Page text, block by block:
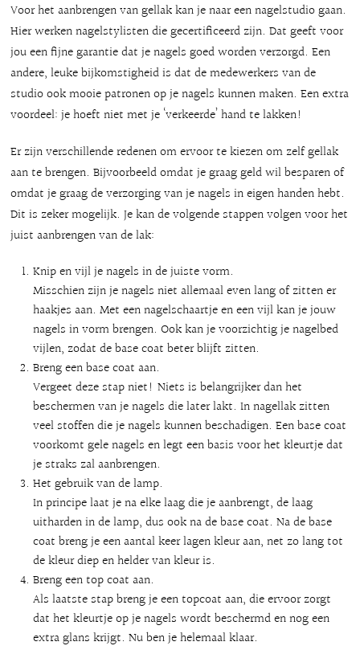
Voor het aanbrengen van gellak kan je naar een nagelstudio gaan.
Hier werken nagelstylisten die gecertificeerd zijn. Dat geeft voor
jou een fijne garantie dat je nagels goed worden verzorgd. Een
andere, leuke bijkomstigheid is dat de medewerkers van de
studio ook mooie patronen op je nagels kunnen maken. Een extra
voordeel: je hoeft niet met je ‘verkeerde’ hand te lakken!
Er zijn verschillende redenen om ervoor te kiezen om zelf gellak
aan te brengen. Bijvoorbeeld omdat je graag geld wil besparen of
omdat je graag de verzorging van je nagels in eigen handen hebt.
Dit is zeker mogelijk. Je kan de volgende stappen volgen voor het
juist aanbrengen van de lak:
Knip en vijl je nagels in de juiste vorm.
Misschien zijn je nagels niet allemaal even lang of zitten er
haakjes aan. Met een nagelschaartje en een vijl kan je jouw
nagels in vorm brengen. Ook kan je voorzichtig je nagelbed
vijlen, zodat de base coat beter blijft zitten.
Breng een base coat aan.
Vergeet deze stap niet! Niets is belangrijker dan het
beschermen van je nagels die later lakt. In nagellak zitten
veel stoffen die je nagels kunnen beschadigen. Een base coat
voorkomt gele nagels en legt een basis voor het kleurtje dat
je straks zal aanbrengen.
Het gebruik van de lamp.
In principe laat je na elke laag die je aanbrengt, de laag
uitharden in de lamp, dus ook na de base coat. Na de base
coat breng je een aantal keer lagen kleur aan, net zo lang tot
de kleur diep en helder van kleur is.
Breng een top coat aan.
Als laatste stap breng je een topcoat aan, die ervoor zorgt
dat het kleurtje op je nagels wordt beschermd en nog een
extra glans krijgt. Nu ben je helemaal klaar.